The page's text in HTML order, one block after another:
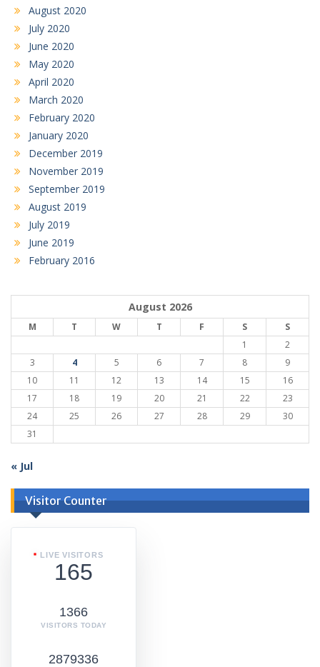
August 2020
July 2020
June 2020
May 2020
April 2020
March 2020
February 2020
January 2020
December 2019
November 2019
September 2019
August 2019
July 2019
June 2019
February 2016
August 2026
M T W T F S
S
1
2
3
4 5 6 7 8
9
10
11 12 13 14 15
16
17
18 19 20 21 22
23
24
25 26 27 28 29
30
31
« Jul
Visitor Counter
LIVE VISITORS
165
1366
VISITORS TODAY
2879336